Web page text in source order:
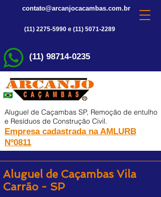
contato@arcanjocacambas.com.br
(11) 2275-5990 e (11) 5071-2289
(11) 98714-0235
Aluguel de Caçambas SP, Remoção de entulho
e Resíduos de Construção Civil.
Empresa cadastrada na AMLURB
Nº0811
Aluguel de Caçambas Vila
Carrão - SP